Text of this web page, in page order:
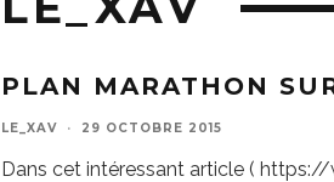
PLAN MARATHON
LE_XAV · 29 OCTOBRE 2015
Dans cet intéressant article (